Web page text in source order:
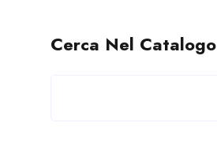
Cerca Nel Catalogo